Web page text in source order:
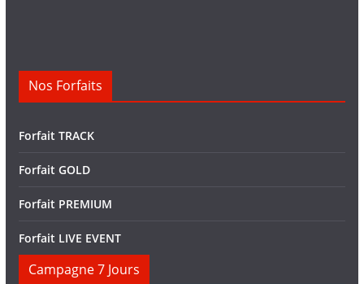
Nos Forfaits
Forfait TRACK
Forfait GOLD
Forfait PREMIUM
Forfait LIVE EVENT
Campagne 7 Jours